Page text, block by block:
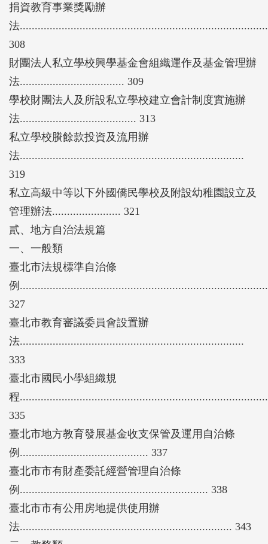
捐資教育事業獎勵辦
法
308
財團法人私立學校興學基金會組織運作及基金管理辦
法................................... 309
學校財團法人及所設私立學校建立會計制度實施辦
法....................................... 313
私立學校賸餘款投資及流用辦
法...........................................................................
319
私立高級中等以下外國僑民學校及附設幼稚園設立及
管理辦法....................... 321
貳、地方自治法規篇
一、一般類
臺北市法規標準自治條
例
327
臺北市教育審議委員會設置辦
法...........................................................................
333
臺北市國民小學組織規
程
335
臺北市地方教育發展基金收支保管及運用自治條
例........................................... 337
臺北市市有財產委託經營管理自治條
例............................................................... 338
臺北市市有公用房地提供使用辦
法....................................................................... 343